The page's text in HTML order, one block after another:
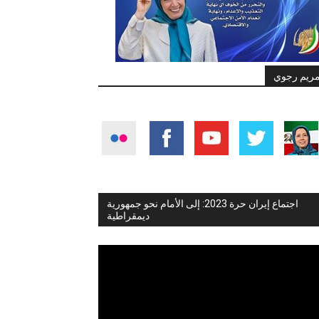
رجوي
اجتماع إيران حرة 2023: إلى الأمام نحو جمهورية
ديمقراطية